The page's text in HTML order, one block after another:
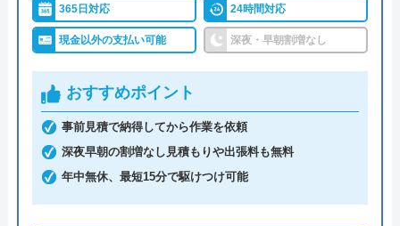
Googleクチコミを見る
エリアについてはぜひお問い合わせください。
ムより連絡できます。クレジットカード払いに対応
しているので、緊急のトラブル対応を依頼する際で
090-8659-0105
365日対応 24時間対応
現金以外の支払い可能 深夜・早朝割増なし
おすすめポイント
事前見積で納得してから作業を依頼
深夜早朝の割増なし見積もりや出張料も無料
年中無休、最短15分で駆けつけ可能